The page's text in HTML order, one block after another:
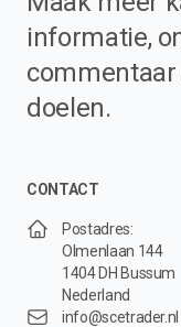
informatie,
commentaar
doelen.
CONTACT
Postadres:
Olmenlaan 144
1404 DH Bussum
Nederland
info@scetrader.nl